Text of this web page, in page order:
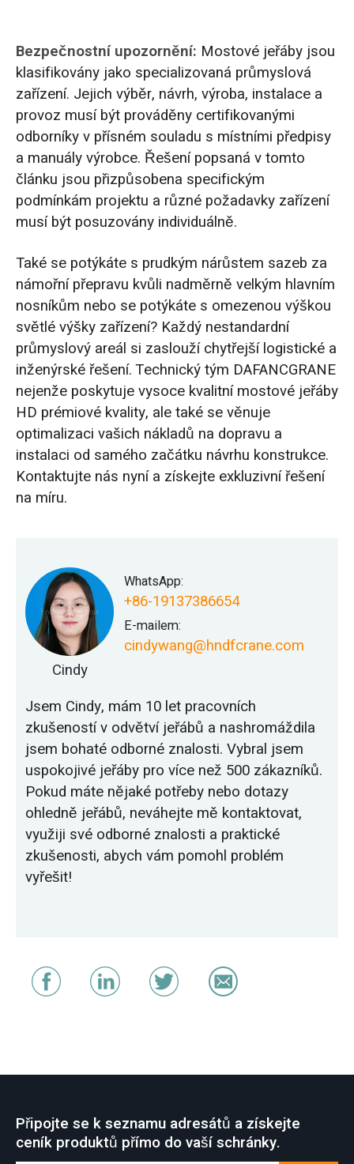
Bezpečnostní upozornění: Mostové jeřáby jsou
klasifikovány jako specializovaná průmyslová
zařízení. Jejich výběr, návrh, výroba, instalace a
provoz musí být prováděny certifikovanými
odborníky v přísném souladu s místními předpisy
a manuály výrobce. Řešení popsaná v tomto
článku jsou přizpůsobena specifickým
podmínkám projektu a různé požadavky zařízení
musí být posuzovány individuálně.
Také se potýkáte s prudkým nárůstem sazeb za
námořní přepravu kvůli nadměrně velkým hlavním
nosníkům nebo se potýkáte s omezenou výškou
světlé výšky zařízení? Každý nestandardní
průmyslový areál si zaslouží chytřejší logistické a
inženýrské řešení. Technický tým DAFANCGRANE
nejenže poskytuje vysoce kvalitní mostové jeřáby
HD prémiové kvality, ale také se věnuje
optimalizaci vašich nákladů na dopravu a
instalaci od samého začátku návrhu konstrukce.
Kontaktujte nás nyní a získejte exkluzivní řešení
na míru.
Cindy
WhatsApp:
+86-19137386654
E-mailem:
cindywang@hndfcrane.com
Jsem Cindy, mám 10 let pracovních
zkušeností v odvětví jeřábů a nashromáždila
jsem bohaté odborné znalosti. Vybral jsem
uspokojivé jeřáby pro více než 500 zákazníků.
Pokud máte nějaké potřeby nebo dotazy
ohledně jeřábů, neváhejte mě kontaktovat,
využiji své odborné znalosti a praktické
zkušenosti, abych vám pomohl problém
vyřešit!
Připojte se k seznamu adresátů a získejte
ceník produktů přímo do vaší schránky.